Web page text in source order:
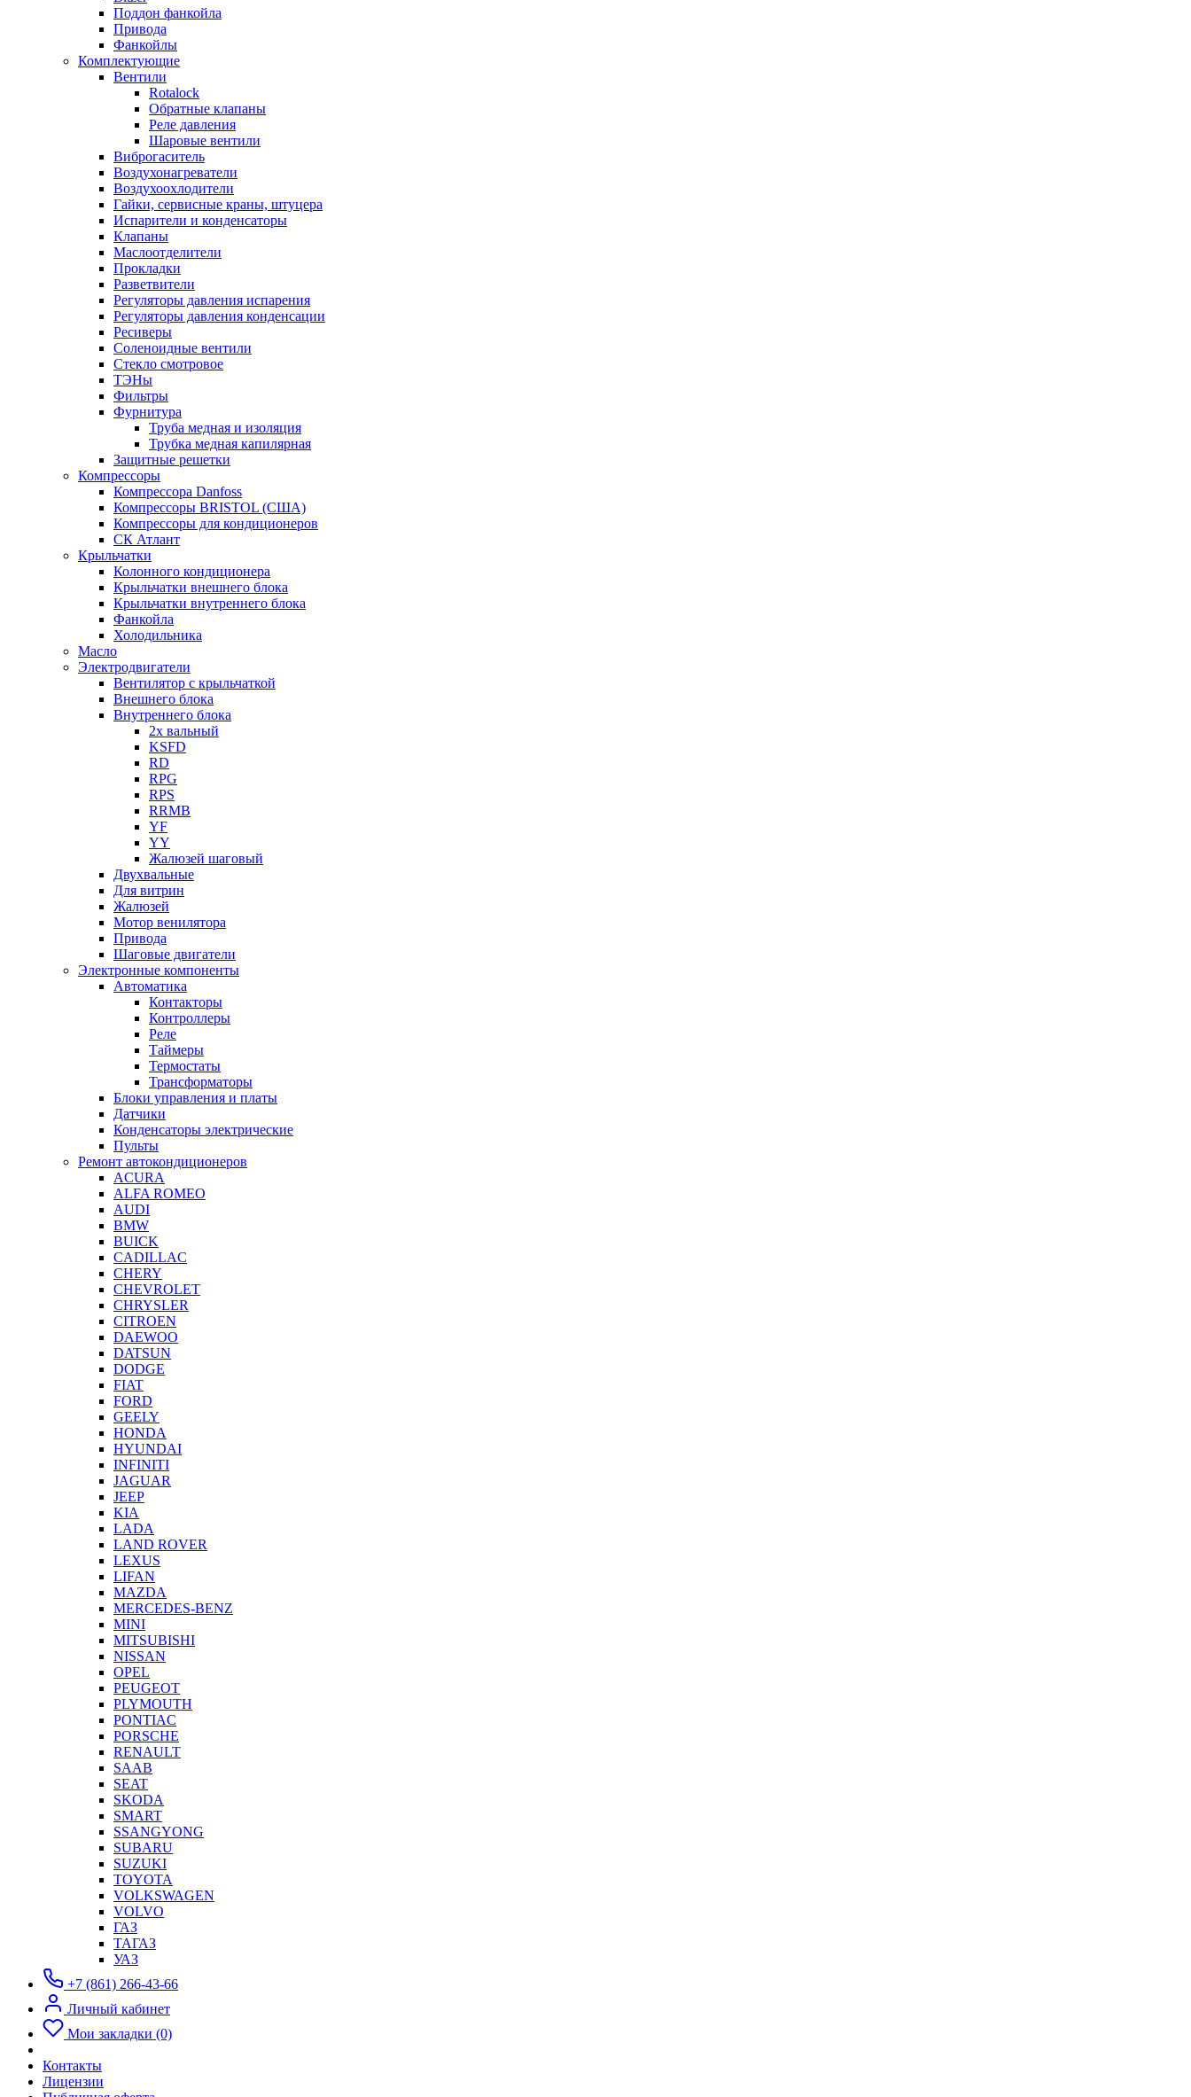
Поддон фанкойла
Привода
Фанкойлы
Комплектующие
Вентили
Rotalock
Обратные клапаны
Реле давления
Шаровые вентили
Виброгаситель
Воздухонагреватели
Воздухоохлодители
Гайки, сервисные краны, штуцера
Испарители и конденсаторы
Клапаны
Маслоотделители
Прокладки
Разветвители
Регуляторы давления испарения
Регуляторы давления конденсации
Ресиверы
Соленоидные вентили
Стекло смотровое
ТЭНы
Фильтры
Фурнитура
Труба медная и изоляция
Трубка медная капилярная
Защитные решетки
Компрессоры
Компрессора Danfoss
Компрессоры BRISTOL (США)
Компрессоры для кондиционеров
СК Атлант
Крыльчатки
Колонного кондиционера
Крыльчатки внешнего блока
Крыльчатки внутреннего блока
Фанкойла
Холодильника
Масло
Электродвигатели
Вентилятор с крыльчаткой
Внешнего блока
Внутреннего блока
2х вальный
KSFD
RD
RPG
RPS
RRMB
YF
YY
Жалюзей шаговый
Двухвальные
Для витрин
Жалюзей
Мотор венилятора
Привода
Шаговые двигатели
Электронные компоненты
Автоматика
Контакторы
Контроллеры
Реле
Таймеры
Термостаты
Трансформаторы
Блоки управления и платы
Датчики
Конденсаторы электрические
Пульты
Ремонт автокондиционеров
ACURA
ALFA ROMEO
AUDI
BMW
BUICK
CADILLAC
CHERY
CHEVROLET
CHRYSLER
CITROEN
DAEWOO
DATSUN
DODGE
FIAT
FORD
GEELY
HONDA
HYUNDAI
INFINITI
JAGUAR
JEEP
KIA
LADA
LAND ROVER
LEXUS
LIFAN
MAZDA
MERCEDES-BENZ
MINI
MITSUBISHI
NISSAN
OPEL
PEUGEOT
PLYMOUTH
PONTIAC
PORSCHE
RENAULT
SAAB
SEAT
SKODA
SMART
SSANGYONG
SUBARU
SUZUKI
TOYOTA
VOLKSWAGEN
VOLVO
ГАЗ
ТАГАЗ
УАЗ
+7 (861) 266-43-66
Личный кабинет
Мои закладки (0)
Контакты
Лицензии